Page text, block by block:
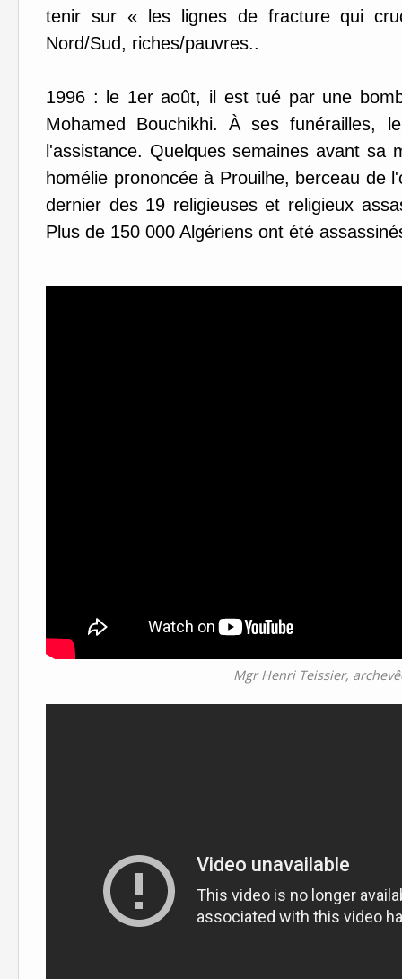
tenir sur « les lignes de fracture qui
Nord/Sud, riches/pauvres..
1996 : le 1er août, il est tué par une
Mohamed Bouchikhi. À ses funérailles,
l'assistance. Quelques semaines avant
homélie prononcée à Prouilhe, berceau de
dernier des 19 religieuses et religieux
Plus de 150 000 Algériens ont été
Mgr Henri Teissier,